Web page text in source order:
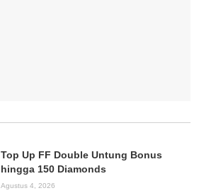
Top Up FF Double Untung Bonus
hingga 150 Diamonds
Agustus 4, 2026